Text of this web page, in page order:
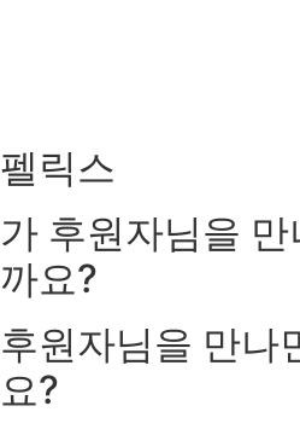
펠릭스
가 후원자님을 만
까요?
후원자님을 만나
요?